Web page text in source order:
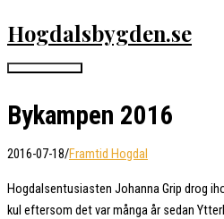
till
innehåll
Hogdalsbygden.se
Huvudmeny
Bykampen 2016
2016-07-18/Framtid Hogdal
Hogdalsentusiasten Johanna Grip drog
kul eftersom det var många år sedan